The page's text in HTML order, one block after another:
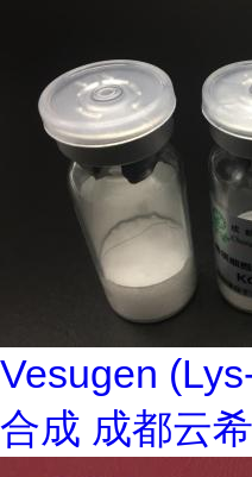
Vesugen
合成 成都云希